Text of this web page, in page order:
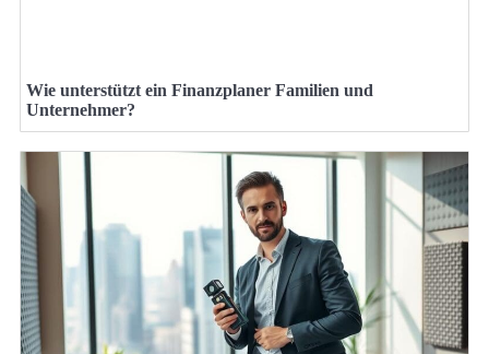
Wie unterstützt ein Finanzplaner Familien und
Unternehmer?